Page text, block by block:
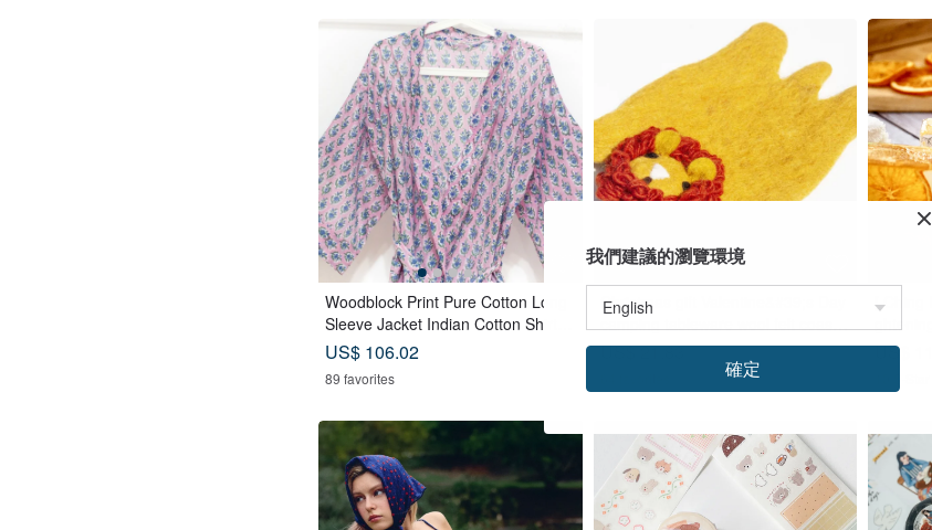
Woodblock Print Pure Cotton Long
Sleeve Jacket Indian Cotton Shirt In
dia Blockprint Kaftan - Floral
US$ 106.02
89 favorites
Christmas gift Valentine&#39;s Day
camping tableware wool felt coaste
r cute animal absorbent coaster-Zo
US$ 21.83
[ Ching
eansing
US$
10 5-
我們建議的瀏覽環境
確定